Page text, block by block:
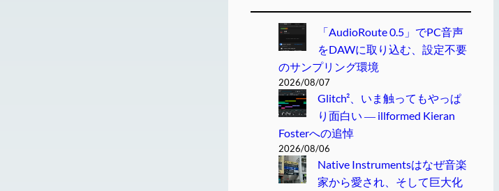
「AudioRoute 0.5」でPC音声
をDAWに取り込む、設定不要
のサンプリング環境
2026/08/07
Glitch²、いま触ってもやっぱ
り面白い ― illformed Kieran
Fosterへの追悼
2026/08/06
Native Instrumentsはなぜ音楽
家から愛され、そして巨大化